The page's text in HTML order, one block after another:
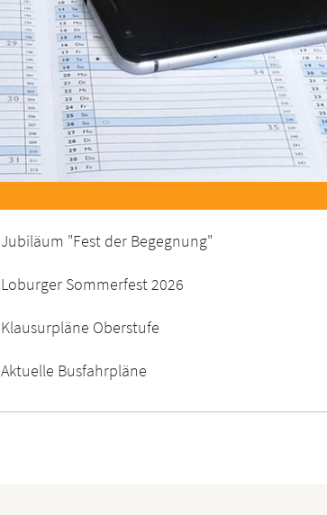
Jubiläum "Fest der Begegnung"
Loburger Sommerfest 2026
Klausurpläne Oberstufe
Aktuelle Busfahrpläne